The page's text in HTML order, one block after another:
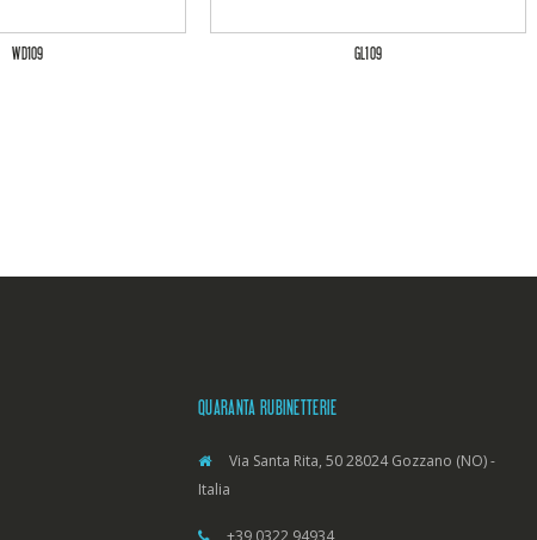
WD109 GL109
QUARANTA RUBINETTERIE
Via Santa Rita, 50 28024 Gozzano (NO) -
Italia
+39 0322 94934